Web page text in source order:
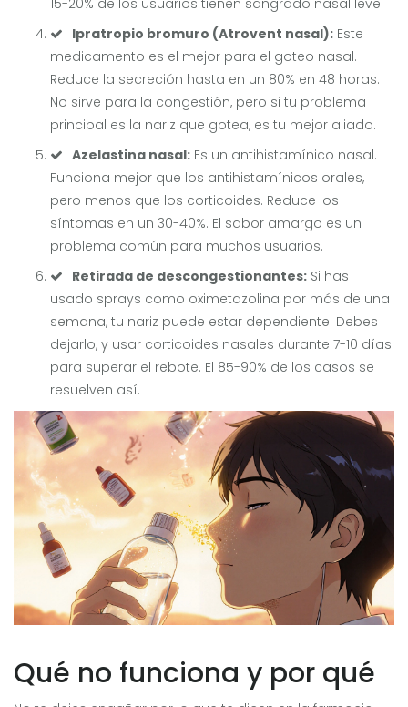
15-20% de los usuarios tienen sangrado nasal leve.
Ipratropio bromuro (Atrovent nasal): Este
medicamento es el mejor para el goteo nasal.
Reduce la secreción hasta en un 80% en 48 horas.
No sirve para la congestión, pero si tu problema
principal es la nariz que gotea, es tu mejor aliado.
Azelastina nasal: Es un antihistamínico nasal.
Funciona mejor que los antihistamínicos orales,
pero menos que los corticoides. Reduce los
síntomas en un 30-40%. El sabor amargo es un
problema común para muchos usuarios.
Retirada de descongestionantes: Si has
usado sprays como oximetazolina por más de una
semana, tu nariz puede estar dependiente. Debes
dejarlo, y usar corticoides nasales durante 7-10 días
para superar el rebote. El 85-90% de los casos se
resuelven así.
Qué no funciona y por qué